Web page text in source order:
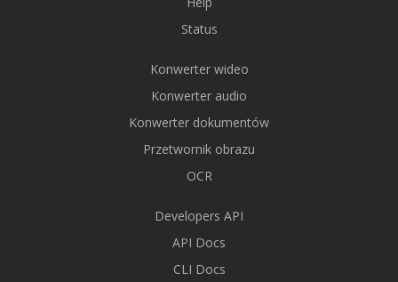
Status
Konwerter wideo
Konwerter audio
Konwerter dokumentów
Przetwornik obrazu
OCR
Developers API
API Docs
CLI Docs